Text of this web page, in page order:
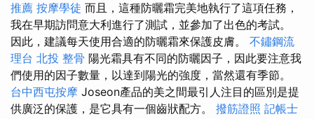
推薦 按摩學徒 而且，這種防曬霜完美地執行了這項任務，
我在早期訪問意大利進行了測試，並參加了出色的考試。
因此，建議每天使用合適的防曬霜來保護皮膚。 不鏽鋼流
理台 北投 整骨 陽光霜具有不同的防曬因子，因此要注意我
們使用的因子數量，以達到陽光的強度，當然還有季節。
台中西屯按摩 Joseon產品的美之間最引人注目的區別是提
供廣泛的保護，是它具有一個齒狀配方。 撥筋證照 記帳士